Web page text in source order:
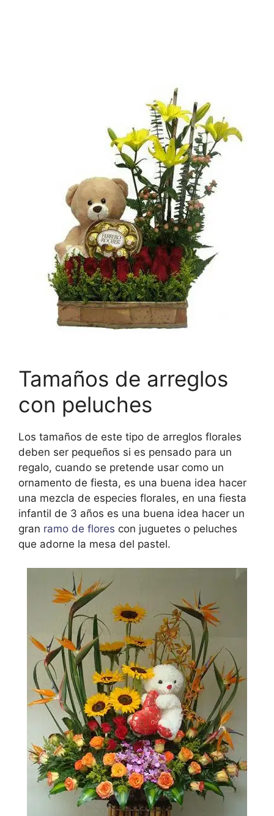
Tamaños de arreglos
con peluches
Los tamaños de este tipo de arreglos florales
deben ser pequeños si es pensado para un
regalo, cuando se pretende usar como un
ornamento de fiesta, es una buena idea hacer
una mezcla de especies florales, en una fiesta
infantil de 3 años es una buena idea hacer un
gran ramo de flores con juguetes o peluches
que adorne la mesa del pastel.